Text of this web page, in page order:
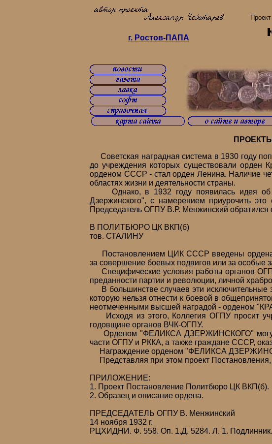
г. Ростов-ПАПА
Советская наградная система в 1930 году
до учреждения которых существовали орден
орденом СССР - стал орден Ленина. Наличие
областях жизни и деятельности страны.
Однако, в 1932 году появилась идея об
Дзержинского", с намерением приурочить
Председатель ОГПУ В.Р. Менжинский обратился
В ПОЛИТБЮРО ЦК ВКП(б)
тов. СТАЛИНУ
Постановлением ЦИК СССР введены ордена,
за совершение боевых подвигов или за особые
Специфические условия работы органов
преданности партии и революции, личной
В большинстве случаев эти исключительные
которую нельзя отнести к боевой в
неотмеченными высшей наградой - орденом
Исходя из этого, Коллегия ОГПУ просит
годовщине органов ВЧК-ОГПУ.
Орденом "ФЕЛИКСА ДЗЕРЖИНСКОГО" могут
части ОГПУ и РККА, а также граждане СССР,
Награждение орденом "ФЕЛИКСА
Представляя при этом проект
ПРИЛОЖЕНИЕ:
1. Проект Постановление Политбюро ЦК ВКП(б).
2. Образец и описание ордена.
ПРЕДСЕДАТЕЛЬ ОГПУ В. Менжинский
14 ноября 1932 г.
РЦХИДНИ. Ф. 558. Оп. 1.Д. 5284. Л. 1. Подлинник.